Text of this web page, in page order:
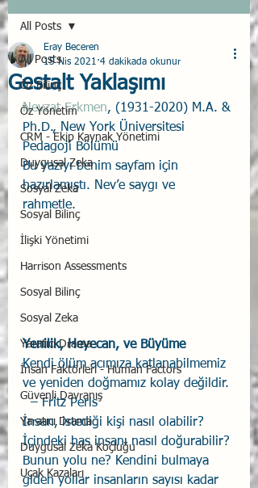
All Posts
Öz Bilinç
Öz Yönetim
CRM - Ekip Kaynak Yönetimi
Duygusal Zeka
Sosyal Zeka
Sosyal Bilinç
İlişki Yönetimi
Harrison Assessments
Sosyal Bilinç
Sosyal Zeka
Yaratıcı Drama
İnsan Faktörleri - Human Factors
Güvenli Davranış
Yaratıcı Drama
Duygusal Zeka Koçluğu
Uçak Kazaları
All Posts
Gestalt Yaklaşımı
Eray Beceren
15 Nis 2021 4 dakikada okunur
Nevzat Erkmen, (1931-2020) M.A. &
Ph.D., New York Üniversitesi
Pedagoji Bölümü
Bu yazıyı benim sayfam için
hazırlamıştı. Nev’e saygı ve
rahmetle.
Yenilik, Heyecan, ve Büyüme
Kendi ölüm acımıza katlanabilmemiz
ve yeniden doğmamız kolay değildir.
  – Fritz Perls
İnsan, istediği kişi nasıl olabilir?
İçindeki has insanı nasıl doğurabilir?
Bunun yolu ne? Kendini bulmaya
giden yollar insanların sayısı kadar